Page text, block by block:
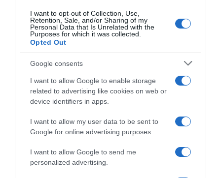
I want to opt-out of Collection, Use,
Retention, Sale, and/or Sharing of my
Personal Data that Is Unrelated with the
Purposes for which it was collected.
Opted Out
Google consents
I want to allow Google to enable storage
related to advertising like cookies on web or
device identifiers in apps.
I want to allow my user data to be sent to
Google for online advertising purposes.
I want to allow Google to send me
personalized advertising.